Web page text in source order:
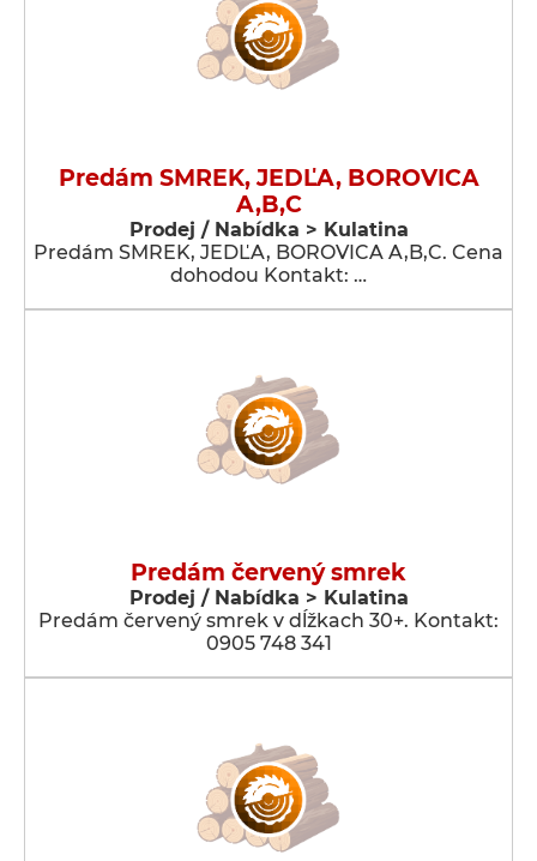
Predám SMREK, JEDĽA, BOROVICA
A,B,C
Prodej / Nabídka > Kulatina
Predám SMREK, JEDĽA, BOROVICA A,B,C. Cena
dohodou Kontakt: …
Predám červený smrek
Prodej / Nabídka > Kulatina
Predám červený smrek v dĺžkach 30+. Kontakt:
0905 748 341